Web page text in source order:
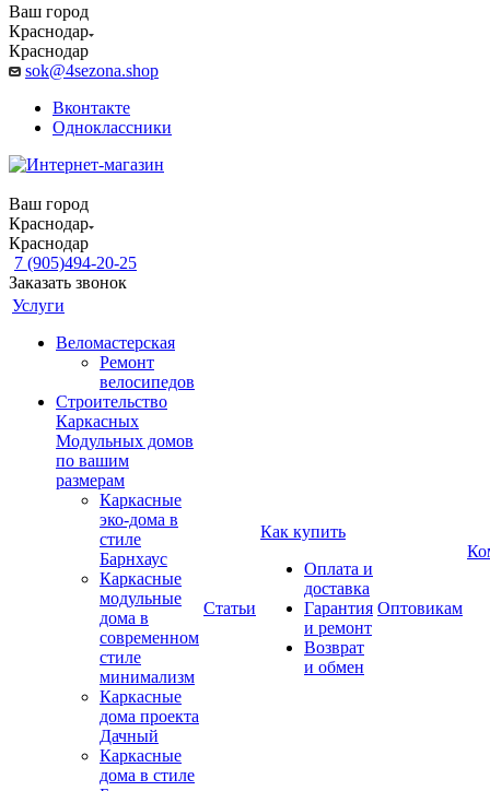
Ваш город
Краснодар
Краснодар
sok@4sezona.shop
Вконтакте
Одноклассники
Ваш город
Краснодар
Краснодар
7 (905)494-20-25
Заказать звонок
Услуги
Веломастерская
Ремонт
велосипедов
Строительство
Каркасных
Модульных домов
по вашим
размерам
Каркасные
эко-дома в
стиле
Барнхаус
Каркасные
модульные
дома в
современном
стиле
минимализм
Каркасные
дома проекта
Дачный
Каркасные
дома в стиле
Статьи
Как купить
Оплата и
доставка
Гарантия
и ремонт
Возврат
и обмен
Оптовикам